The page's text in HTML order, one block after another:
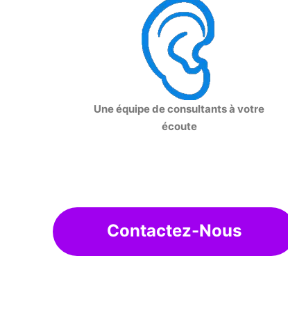
Une équipe de consultants à votre
écoute
Contactez-Nous